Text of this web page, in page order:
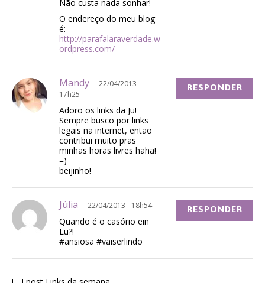
Não custa nada sonhar!
O endereço do meu blog
é:
http://parafalaraverdade.w
ordpress.com/
Mandy
22/04/2013 -
17h25
Adoro os links da Ju!
Sempre busco por links
legais na internet, então
contribui muito pras
minhas horas livres haha!
=)
beijinho!
RESPONDER
Júlia 22/04/2013 - 18h54
Quando é o casório ein
Lu?!
#ansiosa #vaiserlindo
RESPONDER